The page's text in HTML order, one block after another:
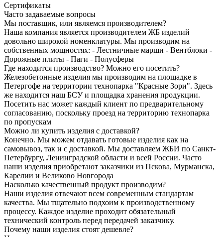
Сертификаты
Часто задаваемые вопросы
Мы поставщик, или являемся производителем?
Наша компания является производителем ЖБ изделий
довольно широкой номенклатуры. Мы производим на
собственных мощностях: - Лестничные марши - Вентблоки -
Дорожные плиты - Паги - Полусферы
Где находится производство? Можно его посетить?
Железобетонные изделия мы производим на площадке в
Петергофе на территории технопарка "Красные Зори". Здесь
же находится нащ БСУ и площадка хранения продукции.
Посетить нас может каждый клиент по предварительному
согласованию, поскольку проезд на территорию технопарка
по пропускам
Можно ли купить изделия с доставкой?
Конечно. Мы можем отдавать готовые изделия как на
самовывоз, так и с доставкой. Мы доставляем ЖБИ по Санкт-
Петербургу, Ленинградской области и всей России. Часто
наши изделия приобретают заказчики из Пскова, Мурманска,
Карелии и Великово Новгорода
Насколько качественный продукт производим?
Наши изделия отвечают всем современным стандартам
качества. Мы тщательно подхоим к производственному
процессу. Каждое изделие проходит обязательный
технический контроль перед передачей заказчику.
Почему наши изделия стоят дешевле?